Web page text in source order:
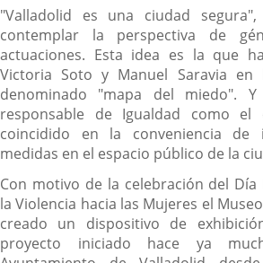
Descripción
"Valladolid es una ciudad
contemplar la perspectiva de
actuaciones. Esta idea es la que
Victoria Soto y Manuel Saravia en
denominado "mapa del miedo".
responsable de Igualdad como el
coincidido en la conveniencia de
medidas en el espacio público de la
Con motivo de la celebración del
la Violencia hacia las Mujeres el
creado un dispositivo de
proyecto iniciado hace ya